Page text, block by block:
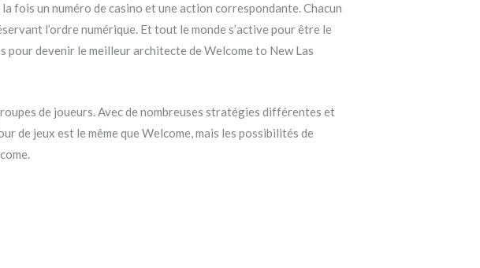
fois un numéro de casino et une action correspondante. Chacun
l’ordre numérique. Et tout le monde s’active pour être le
pour devenir le meilleur architecte de Welcome to New Las
de joueurs. Avec de nombreuses stratégies différentes et
de jeux est le même que Welcome, mais les possibilités de